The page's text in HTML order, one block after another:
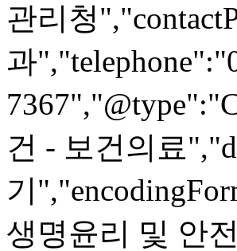
관리청
과
건 - 보건의료
기
생명윤리 및 안